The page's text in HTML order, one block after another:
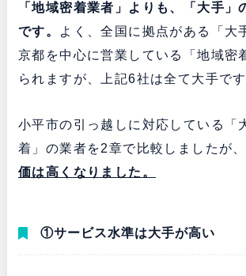
「地域密着業者」よりも、「大手」
です。
よく、全国に拠点がある「大
京都を中心に営業している「地域密
られますが、上記6社は全て大手です
小平市の引っ越しに対応している「
着」の業者を2章で比較しましたが、
価は高くなりました。
①サービス水準は大手が高い